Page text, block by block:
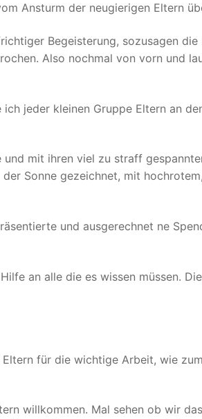
Ansturm der neugierigen Eltern
Begeisterung, sozusagen
Also nochmal von vorn und
jeder kleinen Gruppe Eltern an
mit ihren viel zu straff
Sonne gezeichnet, mit
und ausgerechnet ne
an alle die es wissen müssen.
für die wichtige Arbeit, wie
willkommen. Mal sehen ob wir